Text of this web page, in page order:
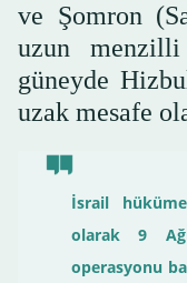
ve Şomron
uzun
güneyde
uzak mesafe
İsrail
olarak 9
operasyonu